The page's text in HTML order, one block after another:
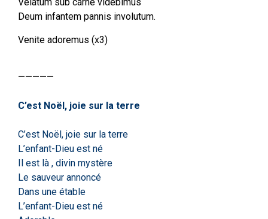
Velatum sub carne videbimus
Deum infantem pannis involutum.
Venite adoremus (x3)
—————
C’est Noël, joie sur la terre
C’est Noël, joie sur la terre
L’enfant-Dieu est né
Il est là , divin mystère
Le sauveur annoncé
Dans une étable
L’enfant-Dieu est né